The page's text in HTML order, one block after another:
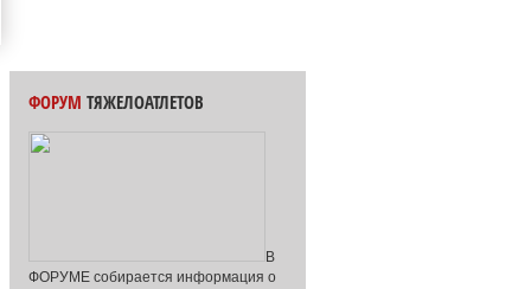
ФОРУМ ТЯЖЕЛОАТЛЕТОВ
В
ФОРУМЕ собирается информация о